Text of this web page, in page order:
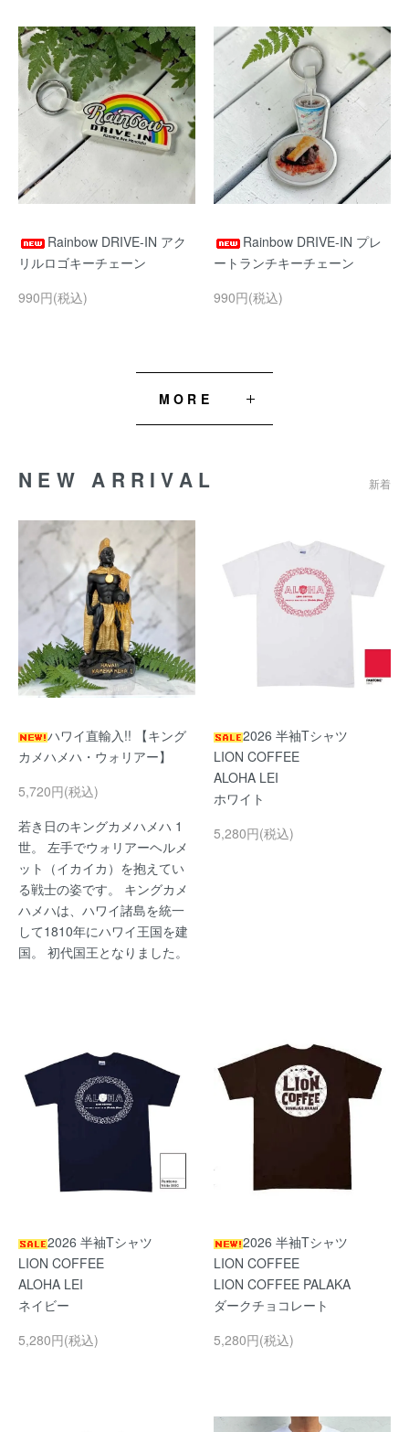
Rainbow DRIVE-IN アク
リルロゴキーチェーン
990円(税込)
Rainbow DRIVE-IN プレ
ートランチキーチェーン
990円(税込)
MORE
NEW ARRIVAL 新着
ハワイ直輸入!! 【キング
カメハメハ・ウォリアー】
5,720円(税込)
若き日のキングカメハメハ 1
世。 左手でウォリアーヘルメ
ット（イカイカ）を抱えてい
る戦士の姿です。 キングカメ
ハメハは、ハワイ諸島を統一
して1810年にハワイ王国を建
国。 初代国王となりました。
2026 半袖Tシャツ
LION COFFEE
ALOHA LEI
ホワイト
5,280円(税込)
2026 半袖Tシャツ
LION COFFEE
ALOHA LEI
ネイビー
5,280円(税込)
2026 半袖Tシャツ
LION COFFEE
LION COFFEE PALAKA
ダークチョコレート
5,280円(税込)